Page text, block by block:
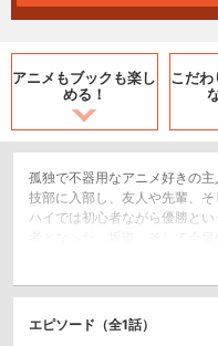
アニメもブックも楽し
める！
こだわ
孤独で不器用なアニメ好きの
技部に入部し、友人や先輩、
ハイでは初心者ながら優勝と
者となった。坂道、そして今
太、同じく３年生の青八木一
た…。優勝校となった総北には
段竹竜包や、杉本照文の弟・
京都伏見も新体制となり、イ
エピソード（全1話）